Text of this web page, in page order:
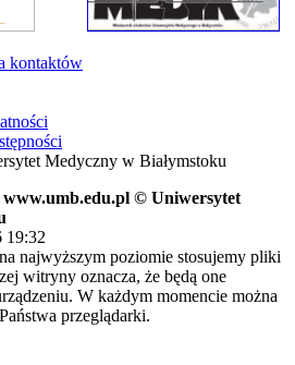
kontaktów
Medyczny w Białymstoku
www.umb.edu.pl © Uniwersytet
19:32
najwyższym poziomie stosujemy pliki
witryny oznacza, że będą one
W każdym momencie można
przeglądarki.